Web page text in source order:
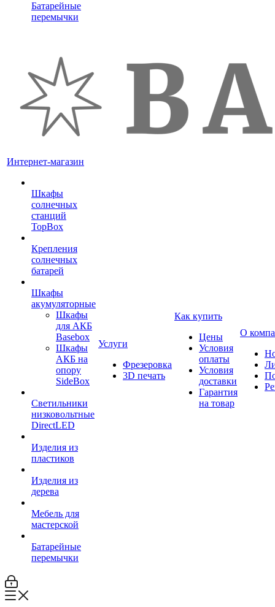
Батарейные
перемычки
Интернет-магазин
Шкафы
солнечных
станций
TopBox
Крепления
солнечных
батарей
Шкафы
акумуляторные
Шкафы
для АКБ
Basebox
Шкафы
АКБ на
опору
SideBox
Светильники
низковольтные
DirectLED
Изделия из
пластиков
Изделия из
дерева
Мебель для
мастерской
Батарейные
перемычки
Услуги
Фрезеровка
3D печать
Как купить
Цены
Условия
оплаты
Условия
доставки
Гарантия
на товар
О